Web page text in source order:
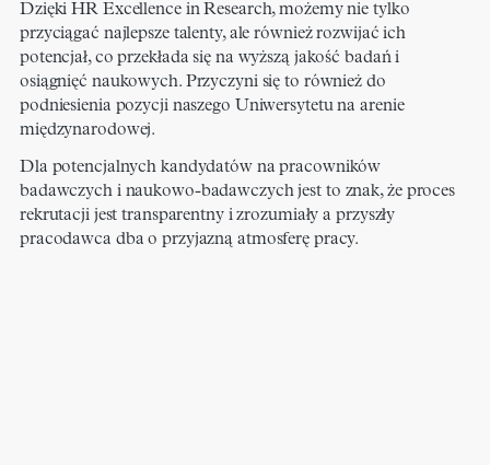
Dzięki HR Excellence in Research, możemy nie tylko
przyciągać najlepsze talenty, ale również rozwijać ich
potencjał, co przekłada się na wyższą jakość badań i
osiągnięć naukowych. Przyczyni się to również do
podniesienia pozycji naszego Uniwersytetu na arenie
międzynarodowej.
Dla potencjalnych kandydatów na pracowników
badawczych i naukowo-badawczych jest to znak, że proces
rekrutacji jest transparentny i zrozumiały a przyszły
pracodawca dba o przyjazną atmosferę pracy.